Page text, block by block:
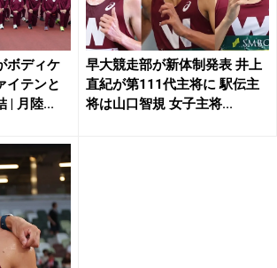
ボディケ
イテンと
| 月陸...
早大競走部が新体制発表 井上
直紀が第111代主将に 駅伝主
将は山口智規 女子主将...